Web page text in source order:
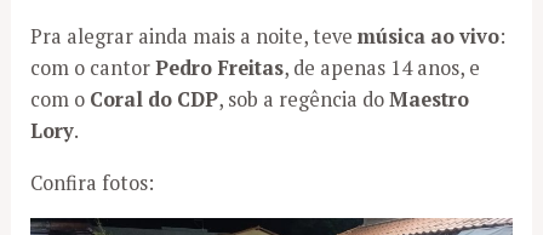
Pra alegrar ainda mais a noite, tevemúsica ao vivo:
com o cantorPedro Freitas, de apenas 14 anos, e
com o Coral do CDP, sob a regência doMaestro
Lory.
Confira fotos: